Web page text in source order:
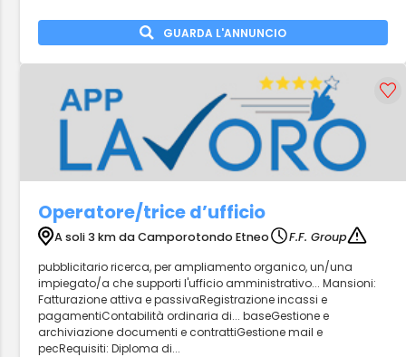
GUARDA L'ANNUNCIO
Operatore/trice d’ufficio
A soli 3 km da Camporotondo Etneo
F.F. Group
pubblicitario ricerca, per ampliamento organico, un/una
impiegato/a che supporti l'ufficio amministrativo... Mansioni:
Fatturazione attiva e passivaRegistrazione incassi e
pagamentiContabilità ordinaria di... baseGestione e
archiviazione documenti e contrattiGestione mail e
pecRequisiti: Diploma di...